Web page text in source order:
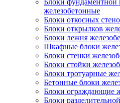
железобетонные
Блоки откосных
Блоки открылков
Блоки лежня
Шкафные блоки
Блоки стенки
Блоки стойки
Блоки тротуарные
Бетонные блоки
Блоки ограждающие
Блоки